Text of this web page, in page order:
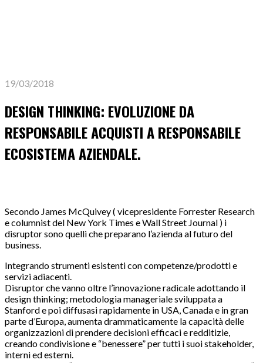
19/03/2018
DESIGN THINKING: EVOLUZIONE DA
RESPONSABILE ACQUISTI A RESPONSABILE
ECOSISTEMA AZIENDALE.
Secondo James McQuivey ( vicepresidente Forrester Research
e columnist del New York Times e Wall Street Journal ) i
disruptor sono quelli che preparano l’azienda al futuro del
business.
Integrando strumenti esistenti con competenze/prodotti e
servizi adiacenti.
Disruptor che vanno oltre l’innovazione radicale adottando il
design thinking; metodologia manageriale sviluppata a
Stanford e poi diffusasi rapidamente in USA, Canada e in gran
parte d’Europa, aumenta drammaticamente la capacità delle
organizzazioni di prendere decisioni efficaci e redditizie,
creando condivisione e “benessere” per tutti i suoi stakeholder,
interni ed esterni.